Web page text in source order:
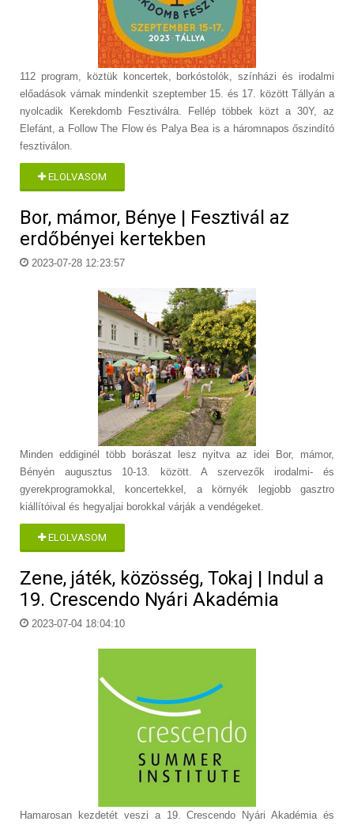
112 program, köztük koncertek, borkóstolók, színházi és irodalmi
előadások várnak mindenkit szeptember 15. és 17. között Tállyán a
nyolcadik Kerekdomb Fesztiválra. Fellép többek közt a 30Y, az
Elefánt, a Follow The Flow és Palya Bea is a háromnapos őszindító
fesztiválon.
ELOLVASOM
Bor, mámor, Bénye | Fesztivál az
erdőbényei kertekben
2023-07-28 12:23:57
Minden eddiginél több borászat lesz nyitva az idei Bor, mámor,
Bényén augusztus 10-13. között. A szervezők irodalmi- és
gyerekprogramokkal, koncertekkel, a környék legjobb gasztro
kiállítóival és hegyaljai borokkal várják a vendégeket.
ELOLVASOM
Zene, játék, közösség, Tokaj | Indul a
19. Crescendo Nyári Akadémia
2023-07-04 18:04:10
Hamarosan kezdetét veszi a 19. Crescendo Nyári Akadémia és